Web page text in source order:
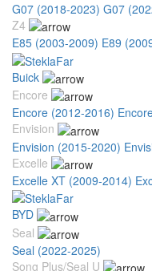
G07 (2018-2023) G07
Z4
E85 (2003-2009) E89
Buick
Encore
Encore (2012-2016)
Envision
Envision (2015-2020)
Excelle
Excelle XT (2009-2014)
BYD
Seal
Seal (2022-2025)
Song Plus/Seal U